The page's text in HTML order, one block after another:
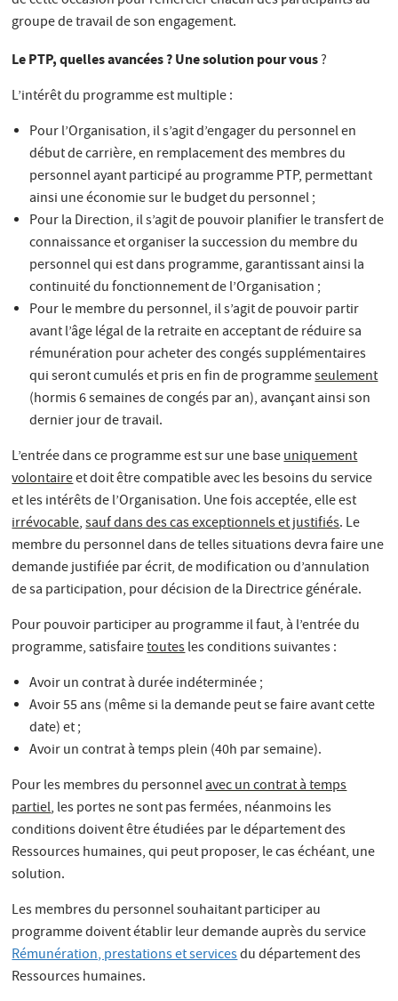
groupe de travail de son engagement.
Le PTP, quelles avancées ? Une solution pour vous?
L’intérêt du programme est multiple :
Pour l’Organisation, il s’agit d’engager du personnel en
début de carrière, en remplacement des membres du
personnel ayant participé au programme PTP, permettant
ainsi une économie sur le budget du personnel ;
Pour la Direction, il s’agit de pouvoir planifier le transfert de
connaissance et organiser la succession du membre du
personnel qui est dans programme, garantissant ainsi la
continuité du fonctionnement de l’Organisation ;
Pour le membre du personnel, il s’agit de pouvoir partir
avant l’âge légal de la retraite en acceptant de réduire sa
rémunération pour acheter des congés supplémentaires
qui seront cumulés et pris en fin de programmeseulement
(hormis 6 semaines de congés par an), avançant ainsi son
dernier jour de travail.
L’entrée dans ce programme est sur une baseuniquement
volontaireet doit être compatible avec les besoins du service
et les intérêts de l’Organisation. Une fois acceptée, elle est
irrévocable,sauf dans des cas exceptionnels et justifiés. Le
membre du personnel dans de telles situations devra faire une
demande justifiée par écrit, de modification ou d’annulation
de sa participation, pour décision de la Directrice générale.
Pour pouvoir participer au programme il faut, à l’entrée du
programme, satisfairetoutesles conditions suivantes :
Avoir un contrat à durée indéterminée ;
Avoir 55 ans (même si la demande peut se faire avant cette
date) et ;
Avoir un contrat à temps plein (40h par semaine).
Pour les membres du personnelavec un contrat à temps
partiel, les portes ne sont pas fermées, néanmoins les
conditions doivent être étudiées par le département des
Ressources humaines, qui peut proposer, le cas échéant, une
solution.
Les membres du personnel souhaitant participer au
programme doivent établir leur demande auprès du service
Rémunération, prestations et servicesdu département des
Ressources humaines.